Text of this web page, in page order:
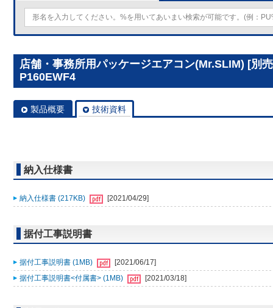
店舗・事務所用パッケージエアコン(Mr.SLIM) [別
P160EWF4
製品概要 技術資料
納入仕様書
納入仕様書 (217KB) [2021/04/29]
据付工事説明書
据付工事説明書 (1MB)
[2021/06/17]
据付工事説明書<付属書> (1MB)
[2021/03/18]